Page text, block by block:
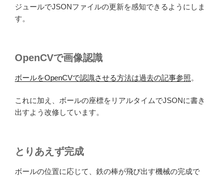
ジュールでJSONファイルの更新を感知できるようにしま
す。
OpenCVで画像認識
ボールをOpenCVで認識させる方法は過去の記事参照。
これに加え、ボールの座標をリアルタイムでJSONに書き
出すよう改修しています。
とりあえず完成
ボールの位置に応じて、鉄の棒が飛び出す機械の完成で